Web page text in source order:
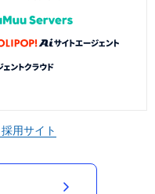
採用サイト